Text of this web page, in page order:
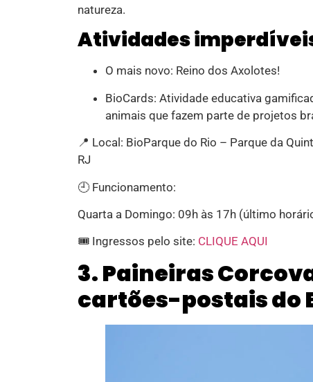
natureza.
Atividades
O mais novo: Reino dos Axolotes!
BioCards: Atividade educativa
animais que fazem parte de projetos
📍 Local: BioParque do Rio – Parque da
RJ
🕘 Funcionamento:
Quarta a Domingo: 09h às 17h (último
🎟️ Ingressos pelo site: CLIQUE AQUI
3. Paineiras
cartões-postais do